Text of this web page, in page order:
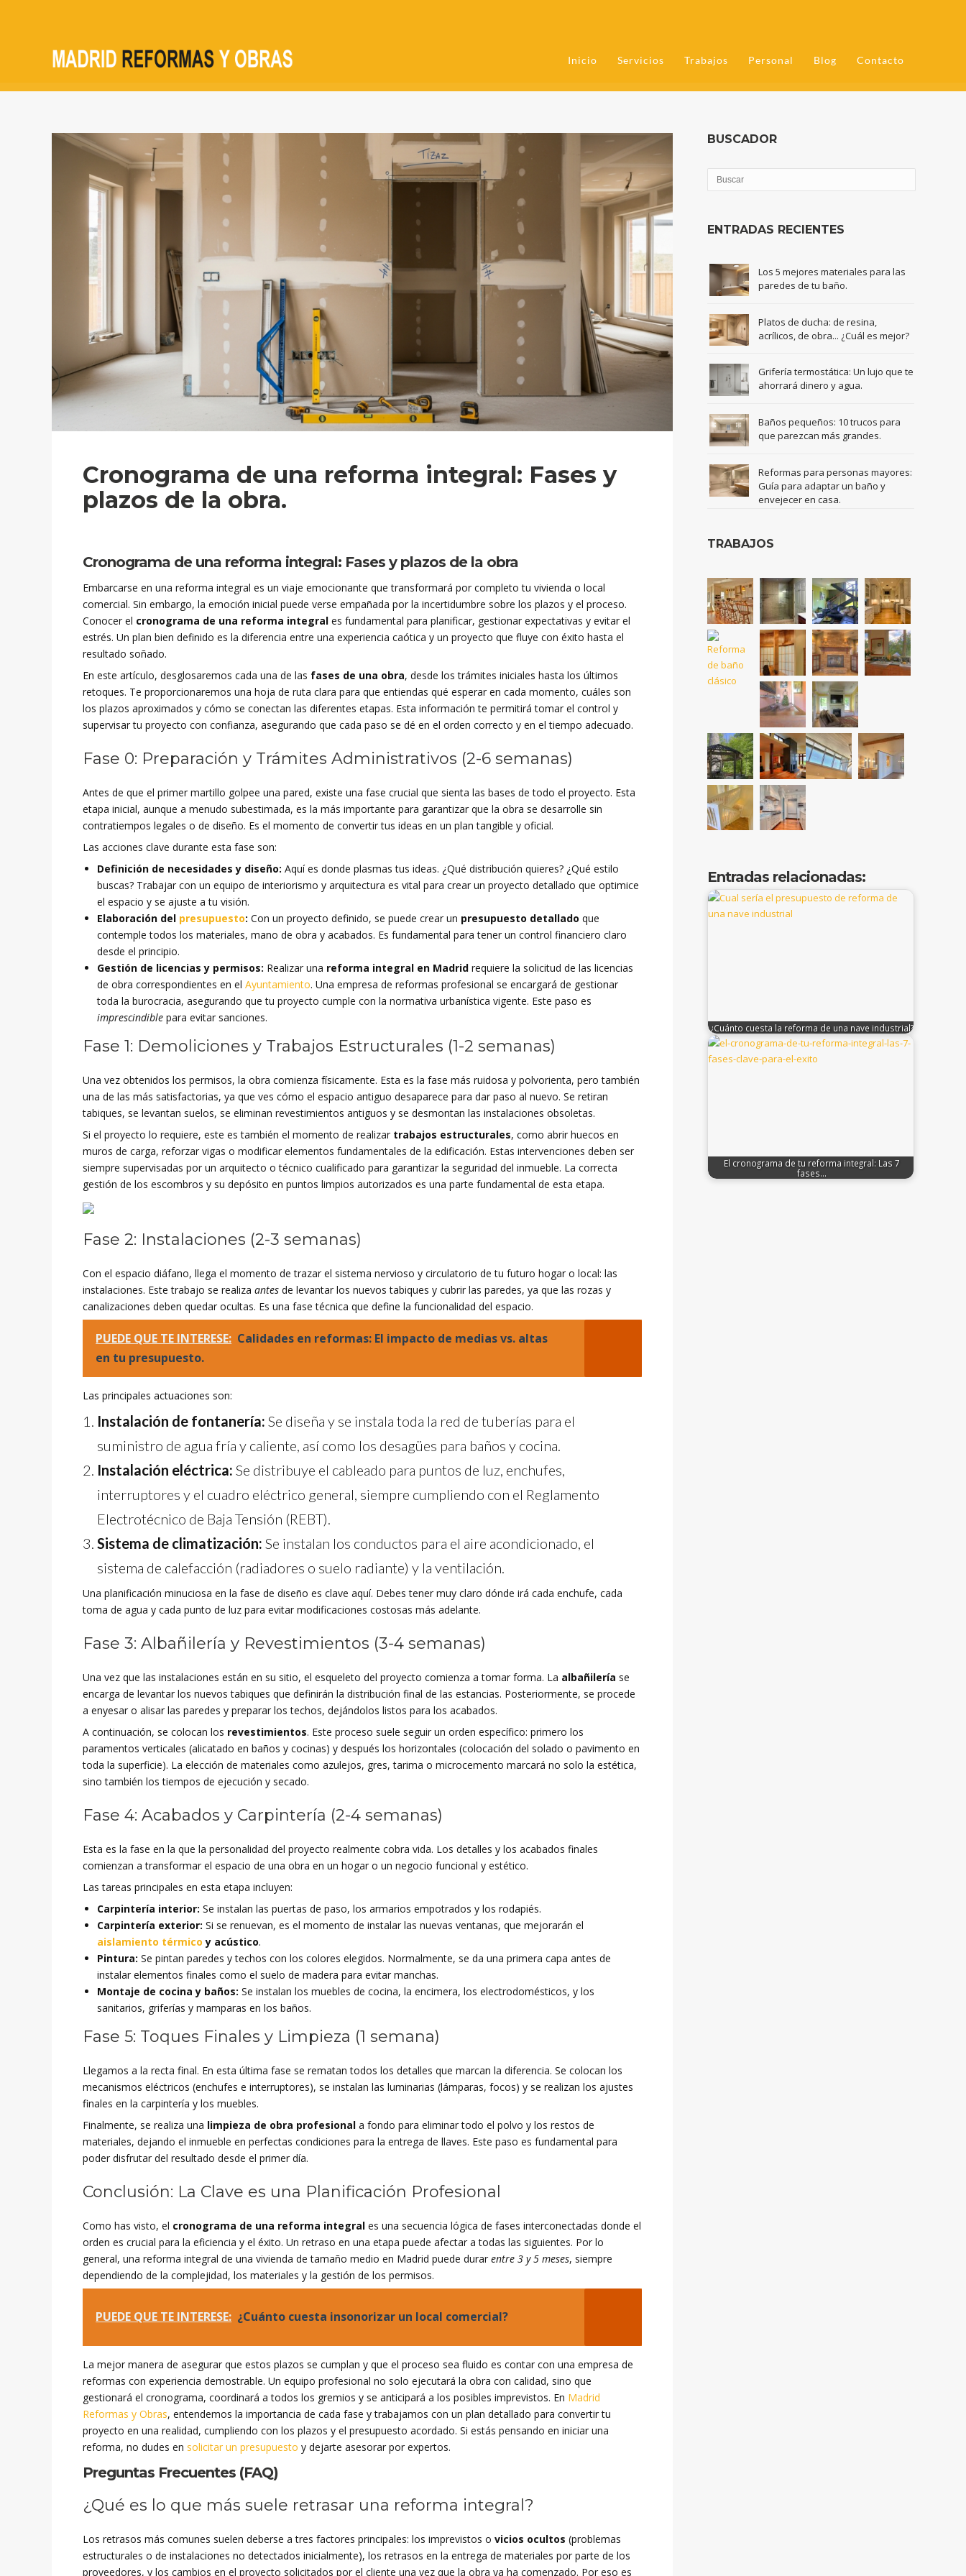
Inicio Servicios Trabajos Personal Blog Contacto
Cronograma de una reforma integral: Fases y
plazos de la obra.
Cronograma de una reforma integral: Fases y plazos de la obra
Embarcarse en una reforma integral es un viaje emocionante que transformará por completo tu vivienda o local
comercial. Sin embargo, la emoción inicial puede verse empañada por la incertidumbre sobre los plazos y el proceso.
Conocer el cronograma de una reforma integral es fundamental para planificar, gestionar expectativas y evitar el
estrés. Un plan bien definido es la diferencia entre una experiencia caótica y un proyecto que fluye con éxito hasta el
resultado soñado.
En este artículo, desglosaremos cada una de las fases de una obra, desde los trámites iniciales hasta los últimos
retoques. Te proporcionaremos una hoja de ruta clara para que entiendas qué esperar en cada momento, cuáles son
los plazos aproximados y cómo se conectan las diferentes etapas. Esta información te permitirá tomar el control y
supervisar tu proyecto con confianza, asegurando que cada paso se dé en el orden correcto y en el tiempo adecuado.
Fase 0: Preparación y Trámites Administrativos (2-6 semanas)
Antes de que el primer martillo golpee una pared, existe una fase crucial que sienta las bases de todo el proyecto. Esta
etapa inicial, aunque a menudo subestimada, es la más importante para garantizar que la obra se desarrolle sin
contratiempos legales o de diseño. Es el momento de convertir tus ideas en un plan tangible y oficial.
Las acciones clave durante esta fase son:
Definición de necesidades y diseño: Aquí es donde plasmas tus ideas. ¿Qué distribución quieres? ¿Qué estilo
buscas? Trabajar con un equipo de interiorismo y arquitectura es vital para crear un proyecto detallado que optimice
el espacio y se ajuste a tu visión.
Elaboración del presupuesto: Con un proyecto definido, se puede crear un presupuesto detallado que
contemple todos los materiales, mano de obra y acabados. Es fundamental para tener un control financiero claro
desde el principio.
Gestión de licencias y permisos: Realizar una reforma integral en Madrid requiere la solicitud de las licencias
de obra correspondientes en elAyuntamiento. Una empresa de reformas profesional se encargará de gestionar
toda la burocracia, asegurando que tu proyecto cumple con la normativa urbanística vigente. Este paso es
imprescindible para evitar sanciones.
Fase 1: Demoliciones y Trabajos Estructurales (1-2 semanas)
Una vez obtenidos los permisos, la obra comienza físicamente. Esta es la fase más ruidosa y polvorienta, pero también
una de las más satisfactorias, ya que ves cómo el espacio antiguo desaparece para dar paso al nuevo. Se retiran
tabiques, se levantan suelos, se eliminan revestimientos antiguos y se desmontan las instalaciones obsoletas.
Si el proyecto lo requiere, este es también el momento de realizar trabajos estructurales, como abrir huecos en
muros de carga, reforzar vigas o modificar elementos fundamentales de la edificación. Estas intervenciones deben ser
siempre supervisadas por un arquitecto o técnico cualificado para garantizar la seguridad del inmueble. La correcta
gestión de los escombros y su depósito en puntos limpios autorizados es una parte fundamental de esta etapa.
Fase 2: Instalaciones (2-3 semanas)
Con el espacio diáfano, llega el momento de trazar el sistema nervioso y circulatorio de tu futuro hogar o local: las
instalaciones. Este trabajo se realizaantes de levantar los nuevos tabiques y cubrir las paredes, ya que las rozas y
canalizaciones deben quedar ocultas. Es una fase técnica que define la funcionalidad del espacio.
PUEDE QUE TE INTERESE: Calidades en reformas: El impacto de medias vs. altas
en tu presupuesto.
Las principales actuaciones son:
Instalación de fontanería: Se diseña y se instala toda la red de tuberías para el
suministro de agua fría y caliente, así como los desagües para baños y cocina.
Instalación eléctrica: Se distribuye el cableado para puntos de luz, enchufes,
interruptores y el cuadro eléctrico general, siempre cumpliendo con el Reglamento
Electrotécnico de Baja Tensión (REBT).
Sistema de climatización: Se instalan los conductos para el aire acondicionado, el
sistema de calefacción (radiadores o suelo radiante) y la ventilación.
Una planificación minuciosa en la fase de diseño es clave aquí. Debes tener muy claro dónde irá cada enchufe, cada
toma de agua y cada punto de luz para evitar modificaciones costosas más adelante.
Fase 3: Albañilería y Revestimientos (3-4 semanas)
Una vez que las instalaciones están en su sitio, el esqueleto del proyecto comienza a tomar forma. La albañilería se
encarga de levantar los nuevos tabiques que definirán la distribución final de las estancias. Posteriormente, se procede
a enyesar o alisar las paredes y preparar los techos, dejándolos listos para los acabados.
A continuación, se colocan los revestimientos. Este proceso suele seguir un orden específico: primero los
paramentos verticales (alicatado en baños y cocinas) y después los horizontales (colocación del solado o pavimento en
toda la superficie). La elección de materiales como azulejos, gres, tarima o microcemento marcará no solo la estética,
sino también los tiempos de ejecución y secado.
Fase 4: Acabados y Carpintería (2-4 semanas)
Esta es la fase en la que la personalidad del proyecto realmente cobra vida. Los detalles y los acabados finales
comienzan a transformar el espacio de una obra en un hogar o un negocio funcional y estético.
Las tareas principales en esta etapa incluyen:
Carpintería interior: Se instalan las puertas de paso, los armarios empotrados y los rodapiés.
Carpintería exterior: Si se renuevan, es el momento de instalar las nuevas ventanas, que mejorarán el
aislamiento térmico y acústico.
Pintura: Se pintan paredes y techos con los colores elegidos. Normalmente, se da una primera capa antes de
instalar elementos finales como el suelo de madera para evitar manchas.
Montaje de cocina y baños: Se instalan los muebles de cocina, la encimera, los electrodomésticos, y los
sanitarios, griferías y mamparas en los baños.
Fase 5: Toques Finales y Limpieza (1 semana)
Llegamos a la recta final. En esta última fase se rematan todos los detalles que marcan la diferencia. Se colocan los
mecanismos eléctricos (enchufes e interruptores), se instalan las luminarias (lámparas, focos) y se realizan los ajustes
finales en la carpintería y los muebles.
Finalmente, se realiza una limpieza de obra profesional a fondo para eliminar todo el polvo y los restos de
materiales, dejando el inmueble en perfectas condiciones para la entrega de llaves. Este paso es fundamental para
poder disfrutar del resultado desde el primer día.
Conclusión: La Clave es una Planificación Profesional
Como has visto, el cronograma de una reforma integral es una secuencia lógica de fases interconectadas donde el
orden es crucial para la eficiencia y el éxito. Un retraso en una etapa puede afectar a todas las siguientes. Por lo
general, una reforma integral de una vivienda de tamaño medio en Madrid puede durarentre 3 y 5 meses, siempre
dependiendo de la complejidad, los materiales y la gestión de los permisos.
PUEDE QUE TE INTERESE: ¿Cuánto cuesta insonorizar un local comercial?
La mejor manera de asegurar que estos plazos se cumplan y que el proceso sea fluido es contar con una empresa de
reformas con experiencia demostrable. Un equipo profesional no solo ejecutará la obra con calidad, sino que
gestionará el cronograma, coordinará a todos los gremios y se anticipará a los posibles imprevistos. En Madrid
Reformas y Obras, entendemos la importancia de cada fase y trabajamos con un plan detallado para convertir tu
proyecto en una realidad, cumpliendo con los plazos y el presupuesto acordado. Si estás pensando en iniciar una
reforma, no dudes en solicitar un presupuesto y dejarte asesorar por expertos.
Preguntas Frecuentes (FAQ)
¿Qué es lo que más suele retrasar una reforma integral?
Los retrasos más comunes suelen deberse a tres factores principales: los imprevistos ovicios ocultos (problemas
estructurales o de instalaciones no detectados inicialmente), los retrasos en la entrega de materiales por parte de los
proveedores, y los cambios en el proyecto solicitados por el cliente una vez que la obra ya ha comenzado. Por eso es
BUSCADOR
ENTRADAS RECIENTES
Los 5 mejores materiales para las
paredes de tu baño.
Platos de ducha: de resina,
acrílicos, de obra... ¿Cuál es mejor?
Grifería termostática: Un lujo que te
ahorrará dinero y agua.
Baños pequeños: 10 trucos para
que parezcan más grandes.
Reformas para personas mayores:
Guía para adaptar un baño y
envejecer en casa.
TRABAJOS
Entradas relacionadas:
¿Cuánto cuesta la reforma de una nave industrial?
El cronograma de tu reforma integral: Las 7
fases…